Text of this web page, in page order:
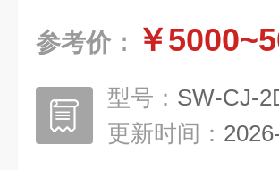
参考价： ￥
型号： SW-CJ-
更新时间：